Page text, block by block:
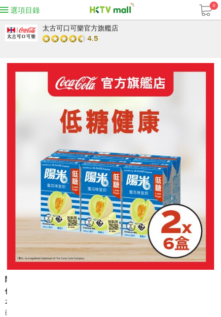
選項目錄
0
太古可口可樂官方旗艦店
4.5
陽光
低糖蜜瓜味荳奶
250毫升 x 6 x 2
已售出 10,000+